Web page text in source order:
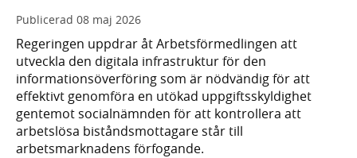
Publicerad 08 maj 2026
Regeringen uppdrar åt Arbetsförmedlingen att
utveckla den digitala infrastruktur för den
informationsöverföring som är nödvändig för att
effektivt genomföra en utökad uppgiftsskyldighet
gentemot socialnämnden för att kontrollera att
arbetslösa biståndsmottagare står till
arbetsmarknadens förfogande.